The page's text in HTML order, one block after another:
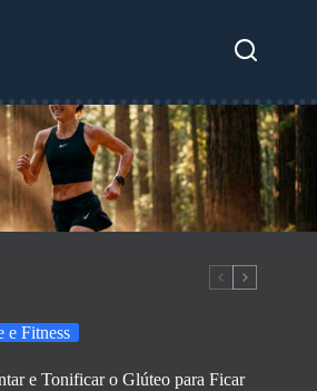
e Fitness
e Tonificar o Glúteo para Ficar